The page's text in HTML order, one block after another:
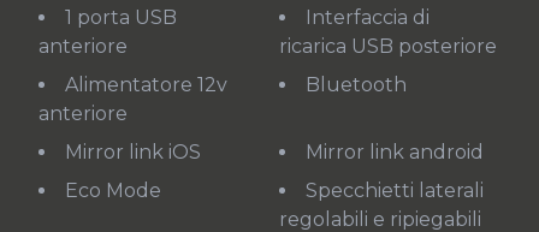
1 porta USB
anteriore
Interfaccia di
ricarica USB posteriore
Alimentatore 12v
anteriore
Bluetooth
Mirror link iOS
Mirror link android
Eco Mode
Specchietti laterali
regolabili e ripiegabili